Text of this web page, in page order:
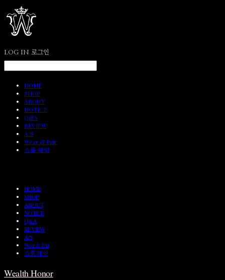
LOG IN 로그인
HOME
SHOP
ABOUT
NOTICE
Q&A
REVIEW
A/S
Wear & Pair
쇼룸 예약
HOME
SHOP
ABOUT
NOTICE
Q&A
REVIEW
A/S
Wear & Pair
쇼룸 예약
Wealth Honor